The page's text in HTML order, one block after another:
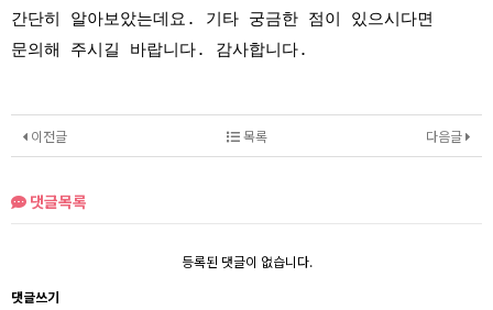
간단히 알아보았는데요. 기타 궁금한 점이 있으시다면
문의해 주시길 바랍니다. 감사합니다.
이전글 다음글
목록
댓글목록
등록된 댓글이 없습니다.
댓글쓰기